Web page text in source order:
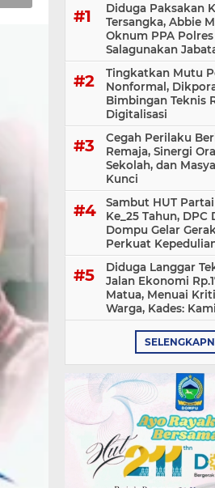
Diduga Paksakan
Tersangka, Abbie
Oknum PPA
Salagunakan
Tingkatkan Mutu
Nonformal,
Bimbingan Teknis
Digitalisasi
Cegah Perilaku
Remaja, Sinergi
Sekolah, dan
Kunci
Sambut HUT
Ke_25 Tahun, DPC
Dompu Gelar
Perkuat
Diduga Langgar
Jalan Ekonomi
Matua, Menuai
Warga, Kades: